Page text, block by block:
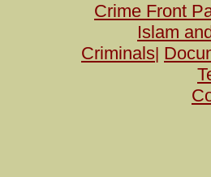
Crime Front
Islam
Criminals